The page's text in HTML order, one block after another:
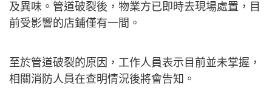
及異味。管道破裂後，物業方已即時去現場處置，目
前受影響的店鋪僅有一間。
至於管道破裂的原因，工作人員表示目前並未掌握，
相關消防人員在查明情況後將會告知。